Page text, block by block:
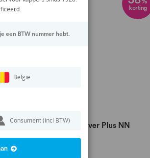
korting
Goldwell Colorance Cover Plus NN
11,95
een BTW nummer hebt.
België
Consument (incl BTW)